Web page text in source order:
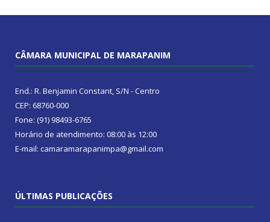
CÂMARA MUNICIPAL DE MARAPANIM
End.: R. Benjamin Constant, S/N - Centro
CEP: 68760-000
Fone: (91) 98493-6765
Horário de atendimento: 08:00 às 12:00
E-mail: camaramarapanimpa@gmail.com
ÚLTIMAS PUBLICAÇÕES